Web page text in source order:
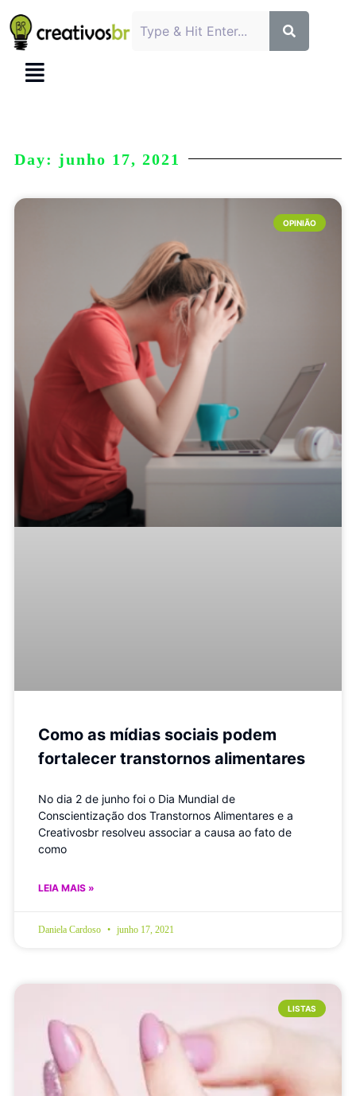
Day: junho 17, 2021
OPINIÃO
Como as mídias sociais podem
fortalecer transtornos alimentares
No dia 2 de junho foi o Dia Mundial de
Conscientização dos Transtornos Alimentares e a
Creativosbr resolveu associar a causa ao fato de
como
LEIA MAIS »
Daniela Cardoso junho 17, 2021
LISTAS